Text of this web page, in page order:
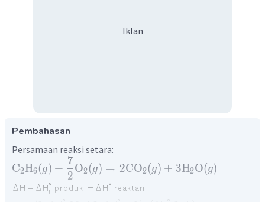
Iklan
Pembahasan
Persamaan reaksi setara:
C2H6(g) +
2
7
O2(g) → 2CO2(g) + 3H2O(g)